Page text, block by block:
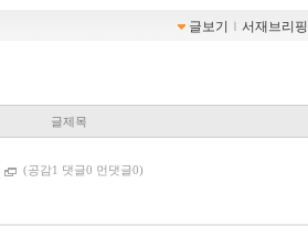
글보기 ｌ 서재브리핑
글제목
(공감1 댓글0 먼댓글0)